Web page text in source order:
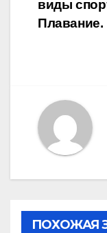
виды
Плавание.
ПОХОЖАЯ